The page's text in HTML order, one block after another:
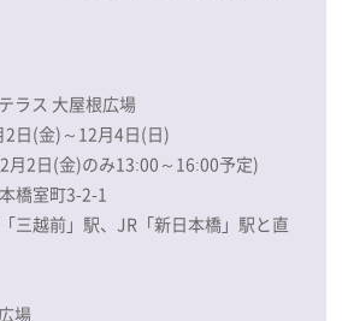
ラス 大屋根広場
日(金)～12月4日(日)
月2日(金)のみ13:00～16:00予定)
橋室町3-2-1
三越前」駅、JR「新日本橋」駅と直
場